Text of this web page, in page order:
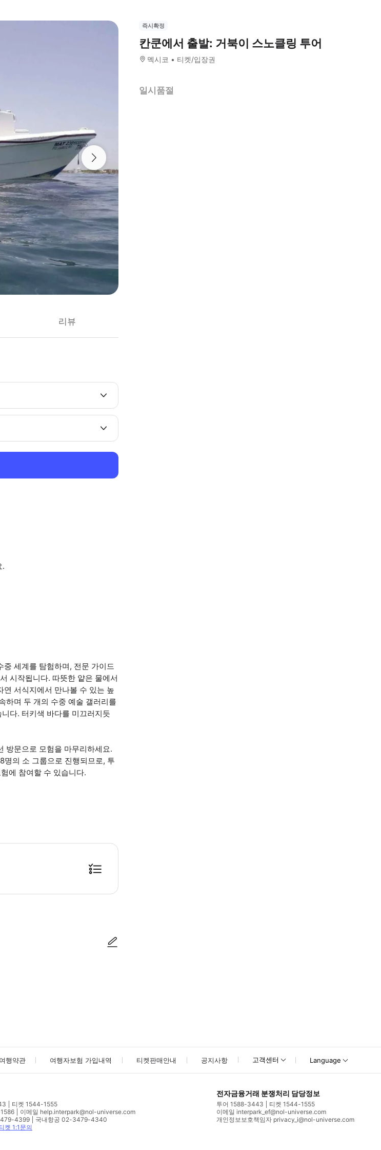
리뷰
.
세계를 탐험하며, 전문 가이드
시작됩니다. 따뜻한 얕은 물에서
서식지에서 만나볼 수 있는 높
하며 두 개의 수중 예술 갤러리를
다. 터키색 바다를 미끄러지듯
방문으로 모험을 마무리하세요.
명의 소 그룹으로 진행되므로, 투
에 참여할 수 있습니다.
분들도 참여하실 수 있으며, 경험이 없어도 괜찮습니다. 수영을 못 하는 분들과 초보자를 위해 세심한 배려를 기울입니다.
즉시확정
칸쿤에서 출발: 거북이 스노클링 투어
멕시코 티켓/입장권
일시품절
여행약관 여행자보험 가입내역 티켓판매안내 공지사항 고객센터 Language
티켓 1544-1555
이메일 help.interpark@nol-universe.com
4399
국내항공 02-3479-4340
켓 1:1문의
전자금융거래 분쟁처리 담당정보
투어 1588-3443
티켓 1544-1555
이메일 interpark_ef@nol-universe.com
개인정보보호책임자 privacy_i@nol-universe.com